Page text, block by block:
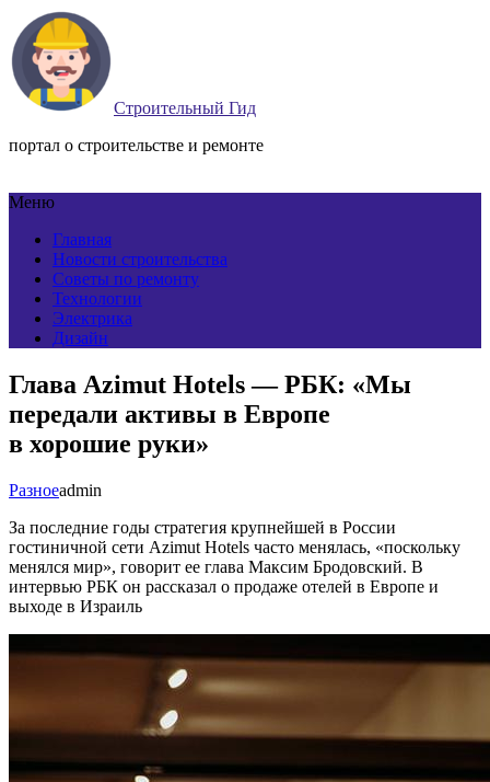
Строительный Гид
портал о строительстве и ремонте
Меню
Главная
Новости строительства
Советы по ремонту
Технологии
Электрика
Дизайн
Глава Azimut Hotels — РБК: «Мы
передали активы в Европе
в хорошие руки»
Разноеadmin
За последние годы стратегия крупнейшей в России
гостиничной сети Azimut Hotels часто менялась, «поскольку
менялся мир», говорит ее глава Максим Бродовский. В
интервью РБК он рассказал о продаже отелей в Европе и
выходе в Израиль